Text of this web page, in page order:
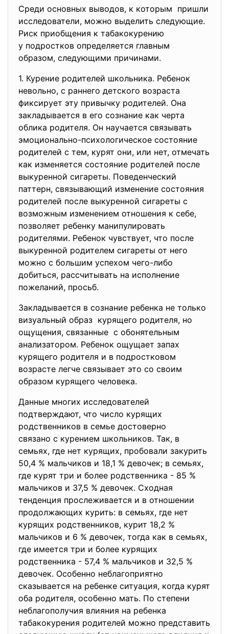
Среди основных выводов, к которым пришли
исследователи, можно выделить следующие.
Риск приобщения к табакокурению
у подростков определяется главным
образом, следующими причинами.
1. Курение родителей школьника. Ребенок
невольно, с раннего детского возраста
фиксирует эту привычку родителей. Она
закладывается в его сознание как черта
облика родителя. Он научается связывать
эмоционально-психологическое состояние
родителей с тем, курят они, или нет, отмечать
как изменяется состояние родителей после
выкуренной сигареты. Поведенческий
паттерн, связывающий изменение состояния
родителей после выкуренной сигареты с
возможным изменением отношения к себе,
позволяет ребенку манипулировать
родителями. Ребенок чувствует, что после
выкуренной родителем сигареты от него
можно с большим успехом чего-либо
добиться, рассчитывать на исполнение
пожеланий, просьб.
Закладывается в сознание ребенка не только
визуальный образ курящего родителя, но
ощущения, связанные с обонятельным
анализатором. Ребенок ощущает запах
курящего родителя и в подростковом
возрасте легче связывает это со своим
образом курящего человека.
Данные многих исследователей
подтверждают, что число курящих
родственников в семье достоверно
связано с курением школьников. Так, в
семьях, где нет курящих, пробовали закурить
50,4 % мальчиков и 18,1 % девочек; в семьях,
где курят три и более родственника - 85 %
мальчиков и 37,5 % девочек. Сходная
тенденция прослеживается и в отношении
продолжающих курить: в семьях, где нет
курящих родственников, курит 18,2 %
мальчиков и 6 % девочек, тогда как в семьях,
где имеется три и более курящих
родственника - 57,4 % мальчиков и 32,5 %
девочек. Особенно неблагоприятно
сказывается на ребенке ситуация, когда курят
оба родителя, особенно мать. По степени
неблагополучия влияния на ребенка
табакокурения родителей можно представить